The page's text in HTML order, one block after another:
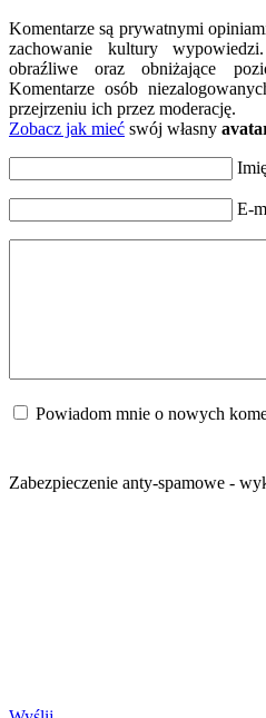
Komentarze są prywatnymi
zachowanie kultury
obraźliwe oraz obniżające
Komentarze osób
przejrzeniu ich przez moderację.
Zobacz jak mieć swój własny
E-
Powiadom mnie o nowych
Zabezpieczenie anty-spamowe -